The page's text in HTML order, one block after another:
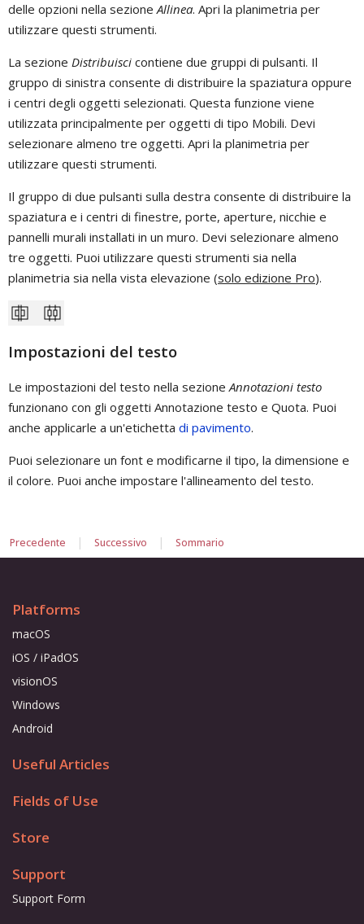
delle opzioni nella sezioneAllinea. Apri la planimetria per
utilizzare questi strumenti.
La sezione Distribuisci contiene due gruppi di pulsanti. Il
gruppo di sinistra consente di distribuire la spaziatura oppure
i centri degli oggetti selezionati. Questa funzione viene
utilizzata principalmente per oggetti di tipo Mobili. Devi
selezionare almeno tre oggetti. Apri la planimetria per
utilizzare questi strumenti.
Il gruppo di due pulsanti sulla destra consente di distribuire la
spaziatura e i centri di finestre, porte, aperture, nicchie e
pannelli murali installati in un muro. Devi selezionare almeno
tre oggetti. Puoi utilizzare questi strumenti sia nella
planimetria sia nella vista elevazione (solo edizione Pro).
Impostazioni del testo
Le impostazioni del testo nella sezione Annotazioni testo
funzionano con gli oggetti Annotazione testo e Quota. Puoi
anche applicarle a un'etichetta di pavimento.
Puoi selezionare un font e modificarne il tipo, la dimensione e
il colore. Puoi anche impostare l'allineamento del testo.
Precedente | Successivo | Sommario
Platforms
macOS
iOS / iPadOS
visionOS
Windows
Android
Useful Articles
Fields of Use
Store
Support
Support Form